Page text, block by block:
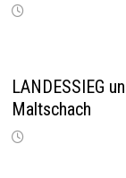
LANDESSIEG
Maltschach